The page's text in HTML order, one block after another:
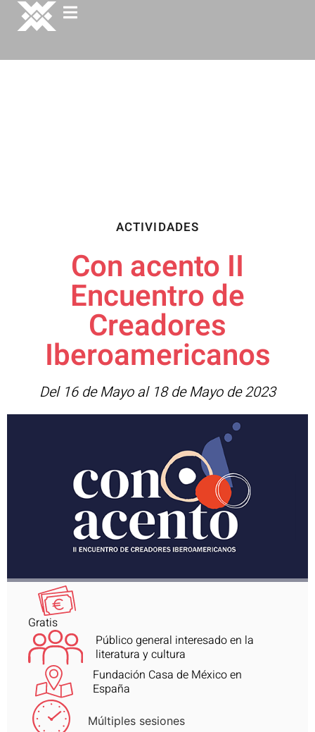
ACTIVIDADES
Con acento II
Encuentro de
Creadores
Iberoamericanos
Del 16 de Mayo al 18 de Mayo de 2023
Gratis
Público general interesado en la
literatura y cultura
Fundación Casa de México en
España
Múltiples sesiones